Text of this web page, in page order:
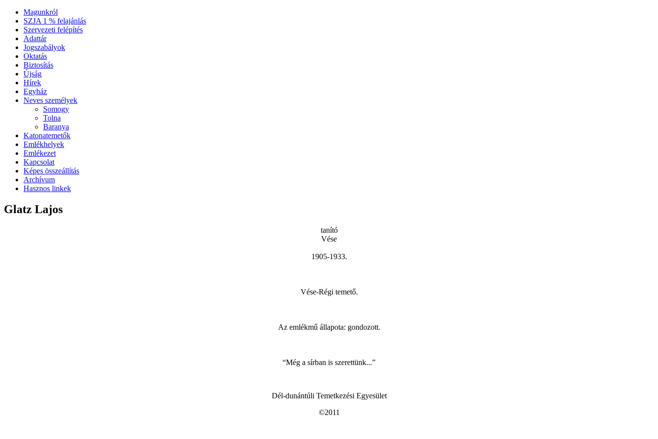
Magunkról
SZJA 1 % felajánlás
Szervezeti felépítés
Adattár
Jogszabályok
Oktatás
Biztosítás
Újság
Hírek
Egyház
Neves személyek
Somogy
Tolna
Baranya
Katonatemetők
Emlékhelyek
Emlékezet
Kapcsolat
Képes összeállítás
Archívum
Hasznos linkek
Glatz Lajos
tanító
Vése
1905-1933.
Vése-Régi temető.
Az emlékmű állapota: gondozott.
“Még a sírban is szerettünk...”
Dél-dunántúli Temetkezési Egyesület
©2011